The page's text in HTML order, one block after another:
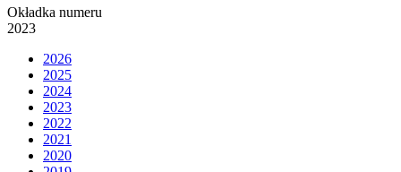
Okładka numeru
2023
2026
2025
2024
2023
2022
2021
2020